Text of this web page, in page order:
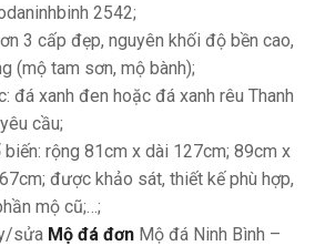
2542;
3 cấp đẹp, nguyên khối độ bền cao,
(mộ tam sơn, mộ bành);
đá xanh đen hoặc đá xanh rêu Thanh
cầu;
rộng 81cm x dài 127cm; 89cm x
được khảo sát, thiết kế phù hợp,
mộ cũ;…;
sửa Mộ đá đơn Mộ đá Ninh Bình –